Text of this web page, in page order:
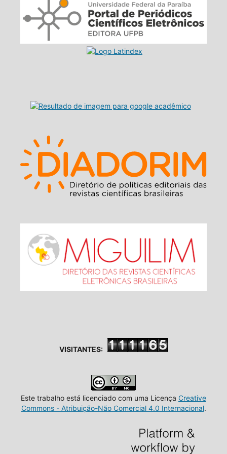
VISITANTES:
Este trabalho está licenciado com uma Licença Creative
Commons - Atribuição-Não Comercial 4.0 Internacional.